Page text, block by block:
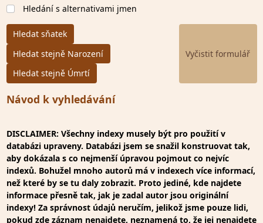
Hledání s alternativami jmen
Hledat sňatek
Hledat stejně Narození
Hledat stejně Úmrtí
Návod k vyhledávání
DISCLAIMER: Všechny indexy musely být pro použití v
databázi upraveny. Databázi jsem se snažil konstruovat tak,
aby dokázala s co nejmenší úpravou pojmout co nejvíc
indexů. Bohužel mnoho autorů má v indexech více informací,
než které by se tu daly zobrazit. Proto jediné, kde najdete
informace přesně tak, jak je zadal autor jsou originální
indexy! Za správnost údajů neručím, jelikož jsme pouze lidi,
pokud zde záznam nenajdete, neznamená to, že jej nenajdete